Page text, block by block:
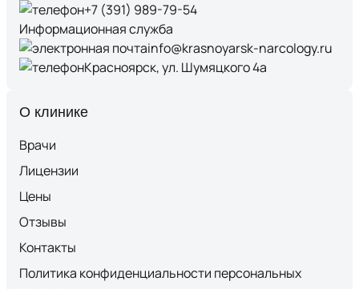
+7 (391) 989-79-54
Информационная служба
info@krasnoyarsk-narcology.ru
Красноярск, ул. Шумяцкого 4а
О клинике
Врачи
Лицензии
Цены
Отзывы
Контакты
Политика конфиденциальности персональных